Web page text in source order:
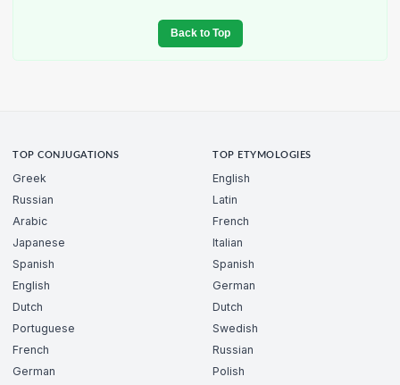
Back to Top
TOP CONJUGATIONS
Greek
Russian
Arabic
Japanese
Spanish
English
Dutch
Portuguese
French
German
TOP ETYMOLOGIES
English
Latin
French
Italian
Spanish
German
Dutch
Swedish
Russian
Polish